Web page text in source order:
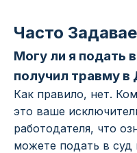
Часто
Могу ли я подать
получил травму в
Как правило, нет.
это ваше
работодателя, что
можете подать в